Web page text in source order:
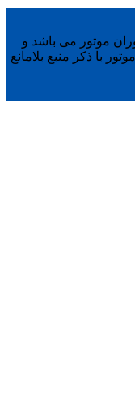
موتور می باشد و
با ذکر منبع بلامانع